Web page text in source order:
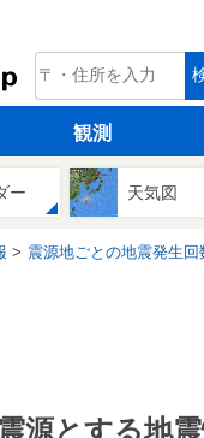
tenki.jp
観測
ー 天気図
震源地ごとの地震発生回
源とする地